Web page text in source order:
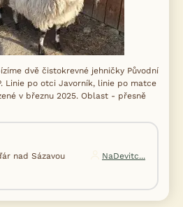
dvě čistokrevné jehničky Původní
Linie po otci Javorník, linie po matce
v březnu 2025. Oblast - přesně
nad Sázavou
NaDevitc...